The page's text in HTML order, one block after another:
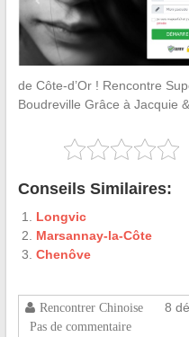
de Côte-d’Or ! Rencontre
Boudreville Grâce à Jacquie
Conseils Similaires:
Longvic
Marsannay-la-Côte
Chenôve
Rencontrer Chinoise 8
Pas de commentaire